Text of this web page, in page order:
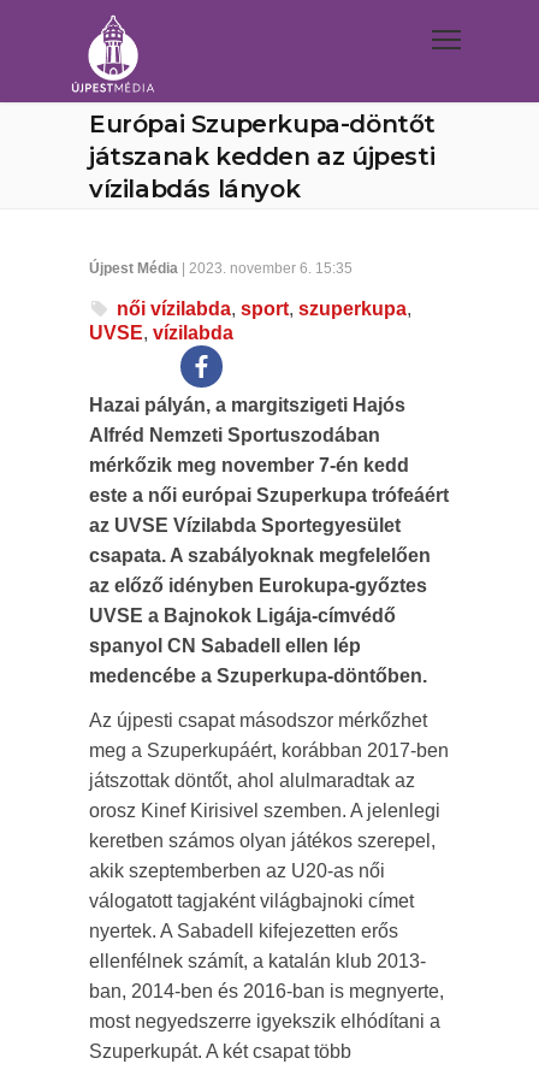
Európai Szuperkupa-döntőt
játszanak kedden az újpesti
vízilabdás lányok
Újpest Média | 2023. november 6. 15:35
női vízilabda, sport, szuperkupa,
UVSE, vízilabda
Hazai pályán, a margitszigeti Hajós
Alfréd Nemzeti Sportuszodában
mérkőzik meg november 7-én kedd
este a női európai Szuperkupa trófeáért
az UVSE Vízilabda Sportegyesület
csapata. A szabályoknak megfelelően
az előző idényben Eurokupa-győztes
UVSE a Bajnokok Ligája-címvédő
spanyol CN Sabadell ellen lép
medencébe a Szuperkupa-döntőben.
Az újpesti csapat másodszor mérkőzhet
meg a Szuperkupáért, korábban 2017-ben
játszottak döntőt, ahol alulmaradtak az
orosz Kinef Kirisivel szemben. A jelenlegi
keretben számos olyan játékos szerepel,
akik szeptemberben az U20-as női
válogatott tagjaként világbajnoki címet
nyertek. A Sabadell kifejezetten erős
ellenfélnek számít, a katalán klub 2013-
ban, 2014-ben és 2016-ban is megnyerte,
most negyedszerre igyekszik elhódítani a
Szuperkupát. A két csapat több